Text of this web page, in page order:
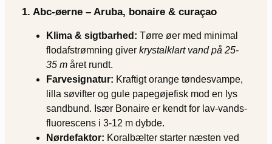
1. Abc-øerne – Aruba, bonaire & curaçao
Klima & sigtbarhed: Tørre øer med minimal
flodafstrømning giver krystalklart vand på 25-
35 m året rundt.
Farvesignatur: Kraftigt orange tøndesvampe,
lilla søvifter og gule papegøjefisk mod en lys
sandbund. Især Bonaire er kendt for lav-vands-
fluorescens i 3-12 m dybde.
Nørdefaktor: Koralbælter starter næsten ved